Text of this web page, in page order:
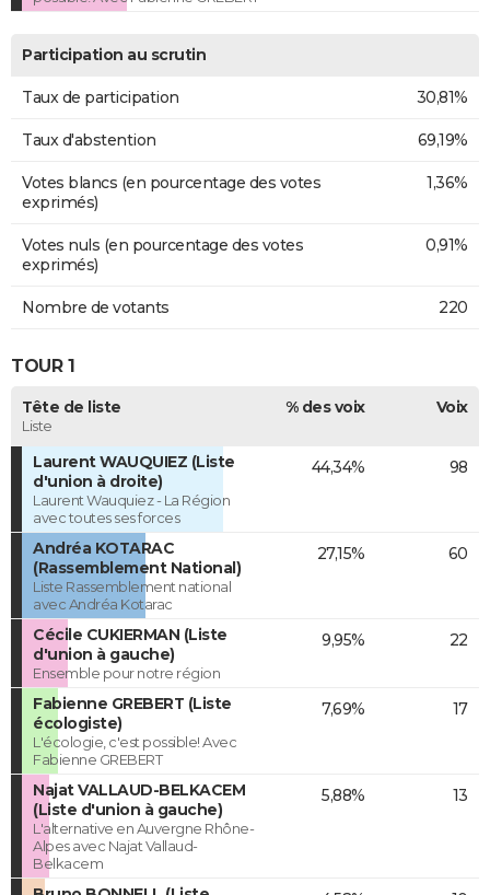
Participation au scrutin
Taux de participation 30,81%
Taux d'abstention 69,19%
Votes blancs (en pourcentage des votes
exprimés)
1,36%
Votes nuls (en pourcentage des votes
exprimés)
0,91%
Nombre de votants 220
TOUR 1
Tête de liste
Liste
% des voix Voix
Laurent WAUQUIEZ (Liste
d'union à droite)
Laurent Wauquiez - La Région
avec toutes ses forces
44,34% 98
Andréa KOTARAC
(Rassemblement National)
Liste Rassemblement national
avec Andréa Kotarac
27,15% 60
Cécile CUKIERMAN (Liste
d'union à gauche)
Ensemble pour notre région
9,95% 22
Fabienne GREBERT (Liste
écologiste)
L'écologie, c'est possible! Avec
Fabienne GREBERT
7,69% 17
Najat VALLAUD-BELKACEM
(Liste d'union à gauche)
L'alternative en Auvergne Rhône-
Alpes avec Najat Vallaud-
Belkacem
5,88% 13